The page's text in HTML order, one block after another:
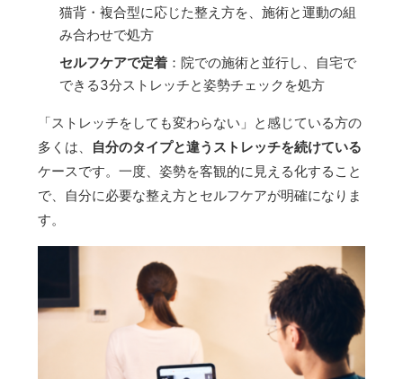
猫背・複合型に応じた整え方を、施術と運動の組
み合わせで処方
セルフケアで定着 ：院での施術と並行し、自宅で
できる3分ストレッチと姿勢チェックを処方
「ストレッチをしても変わらない」と感じている方の
多くは、 自分のタイプと違うストレッチを続けている
ケースです。一度、姿勢を客観的に見える化すること
で、自分に必要な整え方とセルフケアが明確になりま
す。